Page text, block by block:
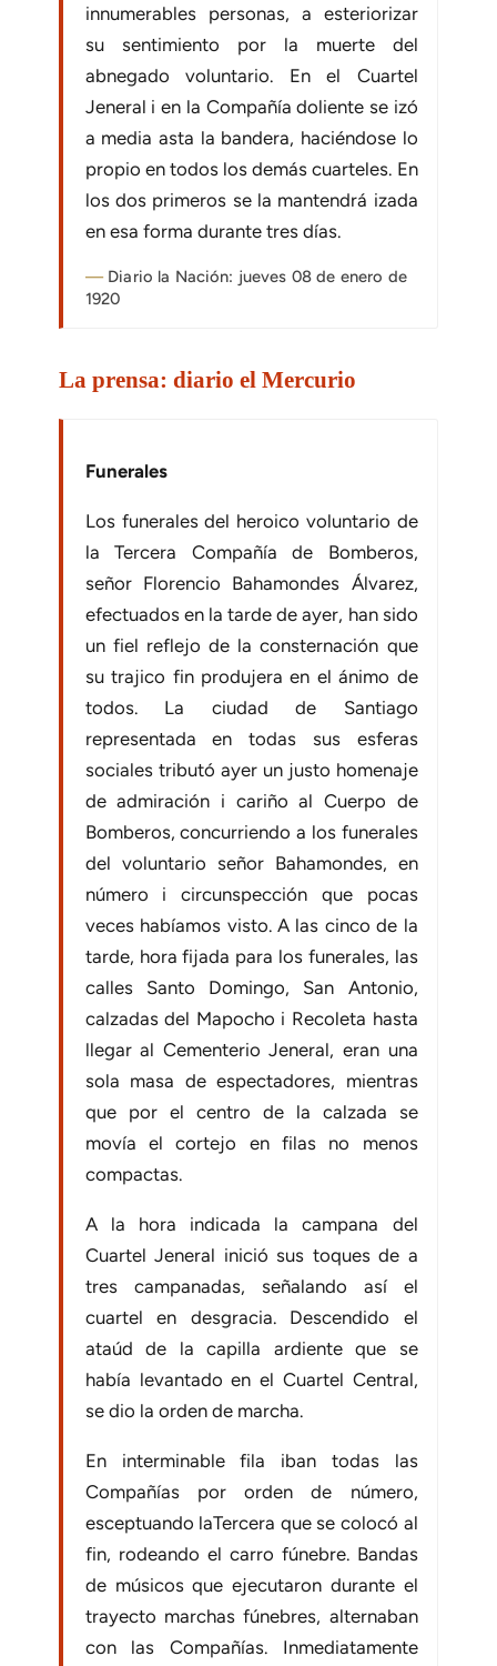
innumerables personas, a esteriorizar
su sentimiento por la muerte del
abnegado voluntario. En el Cuartel
Jeneral i en la Compañía doliente se izó
a media asta la bandera, haciéndose lo
propio en todos los demás cuarteles. En
los dos primeros se la mantendrá izada
en esa forma du­rante tres días.
Diario la Nación: jueves 08 de enero de
1920
La prensa: diario el Mercurio
Funerales
Los funerales del heroico voluntario de
la Tercera Compañía de Bomberos,
señor Florencio Bahamondes Álvarez,
efectuados en la tarde de ayer, han sido
un fiel reflejo de la consternación que
su trajico fin produjera en el ánimo de
todos. La ciudad de Santiago
representada en todas sus esferas
sociales tributó ayer un justo homenaje
de admiración i cariño al Cuerpo de
Bomberos, concurriendo a los funerales
del voluntario señor Bahamondes, en
número i circunspección que pocas
veces habíamos visto. A las cinco de la
tarde, hora fijada para los funerales, las
calles Santo Domingo, San Antonio,
calzadas del Mapocho i Recoleta hasta
llegar al Cementerio Jeneral, eran una
sola masa de espectadores, mientras
que por el centro de la calzada se
movía el cortejo en filas no menos
compactas.
A la hora indicada la campana del
Cuartel Jeneral inició sus toques de a
tres campanadas, señalando así el
cuartel en desgracia. Descendido el
ataúd de la capilla ardiente que se
había levantado en el Cuartel Central,
se dio la orden de marcha.
En interminable fila iban todas las
Compañías por orden de número,
esceptuando laTercera que se colocó al
fin, rodeando el carro fúnebre. Bandas
de músicos que ejecutaron durante el
trayecto marchas fúnebres, alternaban
con las Compañías. Inmediatamente